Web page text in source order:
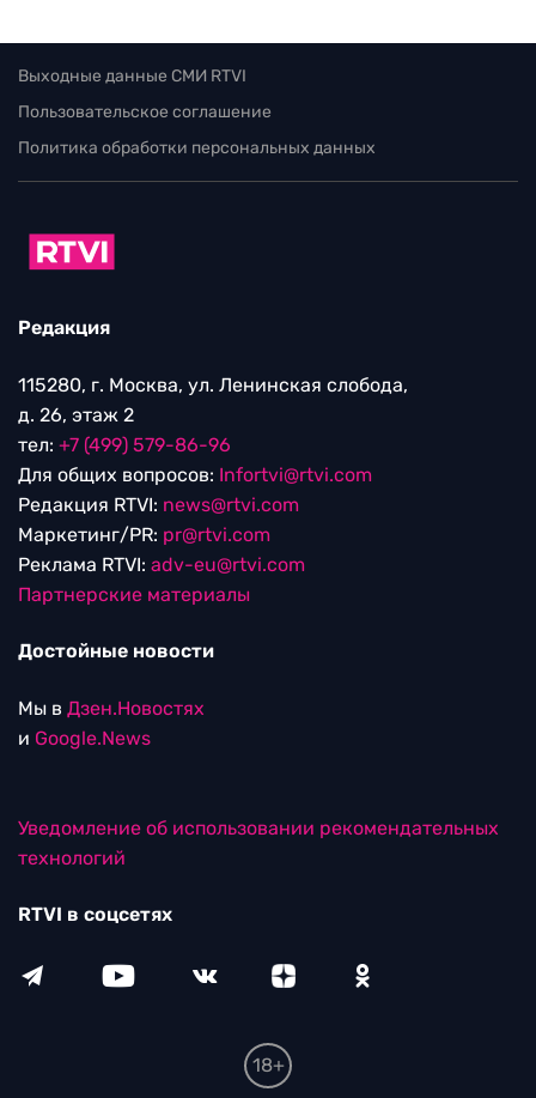
Выходные данные СМИ RTVI
Пользовательское соглашение
Политика обработки персональных данных
Редакция
115280, г. Москва, ул. Ленинская слобода,
д. 26, этаж 2
тел: +7 (499) 579-86-96
Для общих вопросов: Infortvi@rtvi.com
Редакция RTVI: news@rtvi.com
Маркетинг/PR: pr@rtvi.com
Реклама RTVI: adv-eu@rtvi.com
Партнерские материалы
Достойные новости
Мы в Дзен.Новостях
и Google.News
Уведомление об использовании рекомендательных
технологий
RTVI в соцсетях
18+